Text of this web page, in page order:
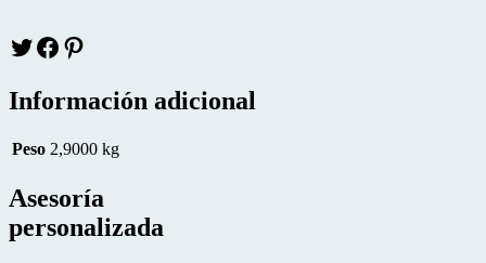
Twitterfacebook
Información adicional
Peso 2,9000 kg
Asesoría
personalizada